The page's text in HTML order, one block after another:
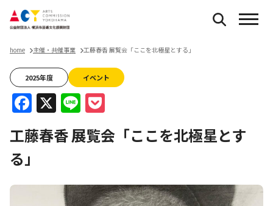
home 主催・共催事業 工藤春香 展覧会「ここを北極星とする」
2025年度 イベント
Facebook
X Line
工藤春香 展覧会「ここを北極星とす
る」